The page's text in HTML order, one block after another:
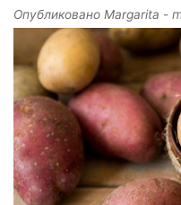
Опубликовано Margarita -